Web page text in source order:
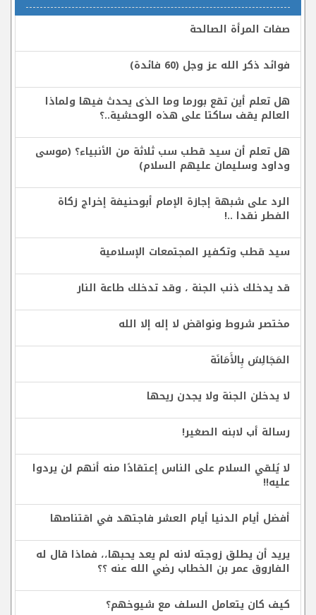
صفات المرأة الصالحة
فوائد ذكر الله عز وجل (60 فائدة)
هل تعلم أين تقع بورما وما الذى يحدث فيها ولماذا
العالم يقف ساكتا على هذه الوحشية..؟
هل تعلم أن سيد قطب سب ثلاثة من الأنبياء؟ (موسى
وداود وسليمان عليهم السلام)
الرد على شبهة إجازة الإمام أبوحنيفة إخراج زكاة
الفطر نقدا ..!
سيد قطب وتكفير المجتمعات الإسلامية
قد يدخلك ذنب الجنة ، وقد تدخلك طاعة النار
مختصر شروط ونواقض لا إله إلا الله
المَجَالِسُ بِالأَمَانَة
لا يدخلن الجنة ولا يجدن ريحها
رسالة أب لابنه الصغير!
لا يُلقي السلام على الناس إعتقادًا منه أنهم لن يردوا
عليه!!
أفضل أيام الدنيا أيام العشر فاجتهد في اقتناصها
يريد أن يطلق زوجته لانه لم يعد يحبها،، فماذا قال له
الفاروق عمر بن الخطاب رضي الله عنه ؟؟
كيف كان يتعامل السلف مع شيوخهم؟